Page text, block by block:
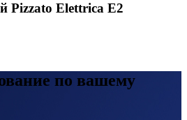
Pizzato Elettrica E2
по вашему